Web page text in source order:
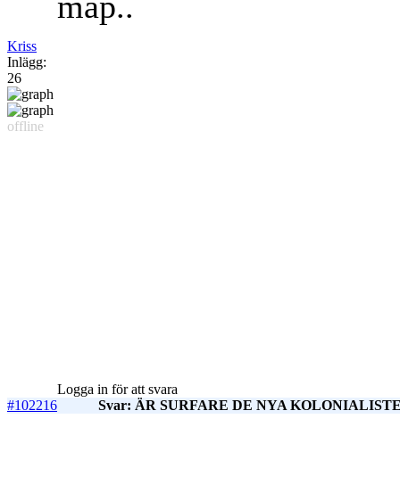
Kriss
Inlägg:
26
offline
Logga in för att svara
#102216
Svar: ÄR SURFARE DE NYA